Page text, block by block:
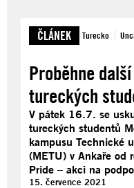
ČLÁNEK Turecko
Proběhne
tureckých
V pátek 16.7. se
tureckých studentů
kampusu Technické
(METU) v Ankaře od
Pride – akci na
15. července 2021